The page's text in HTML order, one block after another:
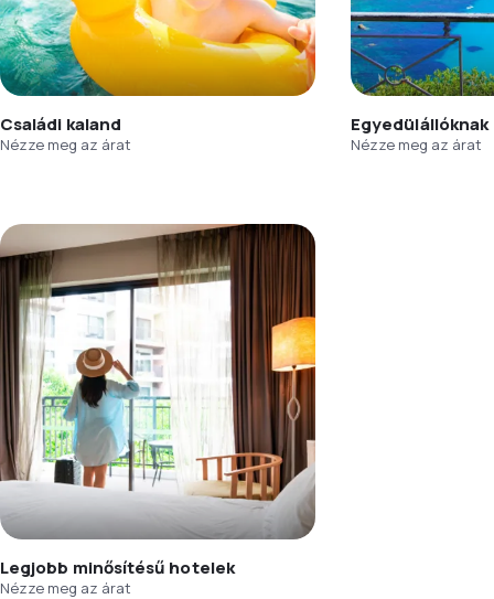
Családi kaland
Nézze meg az árat
Egyedülállóknak
Nézze meg az árat
Legjobb minősítésű hotelek
Nézze meg az árat